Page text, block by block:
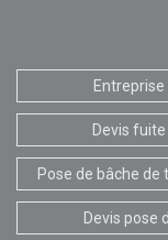
Devis
Pose de bâche
Devis pose